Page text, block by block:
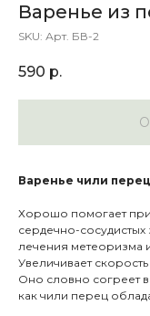
Варенье из
SKU: Арт. БВ-2
590 р.
Варенье чили
Хорошо помогает
сердечно-
лечения метеоризма
Увеличивает
Оно словно согреет
как чили перец